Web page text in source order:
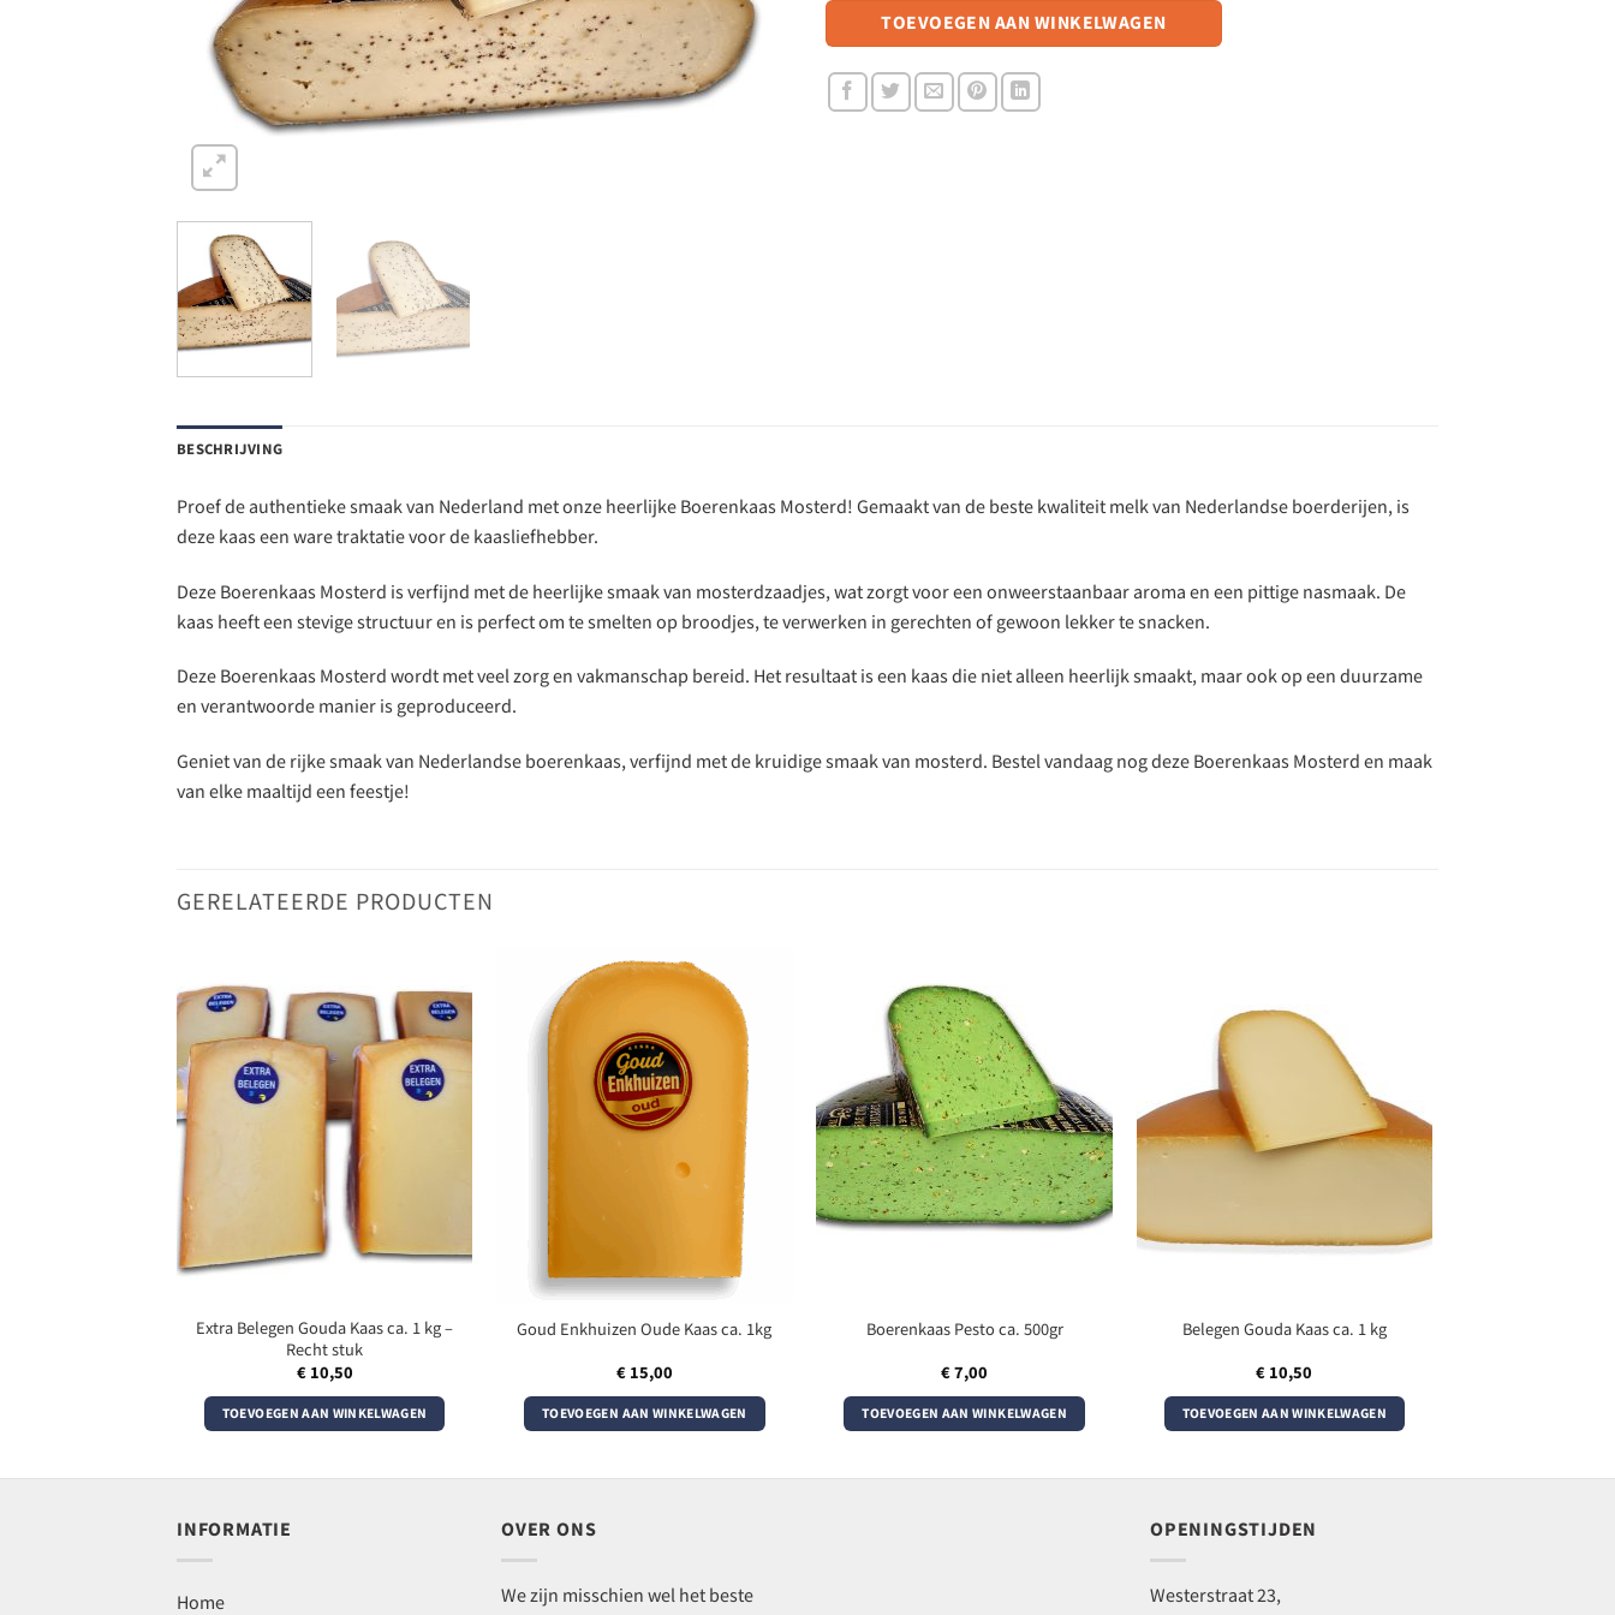
TOEVOEGEN AAN WINKELWAGEN
BESCHRIJVING
Proef de authentieke smaak van Nederland met onze heerlijke Boerenkaas Mosterd! Gemaakt van de beste kwaliteit melk van Nederlandse boerderijen, is
deze kaas een ware traktatie voor de kaasliefhebber.
Deze Boerenkaas Mosterd is verfijnd met de heerlijke smaak van mosterdzaadjes, wat zorgt voor een onweerstaanbaar aroma en een pittige nasmaak. De
kaas heeft een stevige structuur en is perfect om te smelten op broodjes, te verwerken in gerechten of gewoon lekker te snacken.
Deze Boerenkaas Mosterd wordt met veel zorg en vakmanschap bereid. Het resultaat is een kaas die niet alleen heerlijk smaakt, maar ook op een duurzame
en verantwoorde manier is geproduceerd.
Geniet van de rijke smaak van Nederlandse boerenkaas, verfijnd met de kruidige smaak van mosterd. Bestel vandaag nog deze Boerenkaas Mosterd en maak
van elke maaltijd een feestje!
GERELATEERDE PRODUCTEN
Extra Belegen Gouda Kaas ca. 1 kg –
Recht stuk
€10,50
TOEVOEGEN AAN WINKELWAGEN
Goud Enkhuizen Oude Kaas ca. 1kg
€15,00
TOEVOEGEN AAN WINKELWAGEN
Boerenkaas Pesto ca. 500gr
€7,00
TOEVOEGEN AAN WINKELWAGEN
Belegen Gouda Kaas ca. 1 kg
€ 10,50
TOEVOEGEN AAN WINKELWAGEN
INFORMATIE
Home
OVER ONS
We zijn misschien wel het beste
OPENINGSTIJDEN
Westerstraat 23,